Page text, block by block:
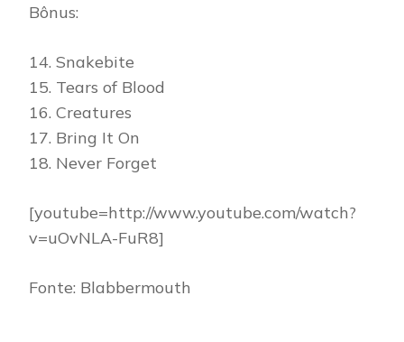
Bônus:
14. Snakebite
15. Tears of Blood
16. Creatures
17. Bring It On
18. Never Forget
[youtube=http://www.youtube.com/watch?
v=uOvNLA-FuR8]
Fonte: Blabbermouth